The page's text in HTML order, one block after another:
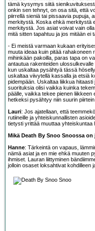
tämä kysymys siitä
onkin sen tehnyt, on osa sitä, että
piirrellä sieniä tai pissaavia pupuja,
merkitystä. Koska ehkä merkitystä
merkitystä. Jos asiat voivat vain
mitä sitten tapahtuu ja jos mitään ei
- Ei meistä varmaan kukaan
muuta ideaa kuin pitää
mihinkään pakoilla, paras tapa on
antautua rakenteiden
kun uskaltaa pysähtyä tässä
uskaltaa viivytellä kassalla ja etsiä
pidempään. Uskaltaa liikkua
suorituksia olisi vaikka kuinka
päälle, vaikka tekee pienen
hetkeksi pysähtyy niin suurin
Lauri: Jos ajatellaan, että
rutiineille ja yhteiskunnallisten
tietysti yrittää muuttaa yhteiskuntaa
Mikä Death By Snoo Snoossa
Hanne: Tärkeintä on vapaus,
nämä asiat ja en mie ehkä muuten
ihmiset. Lauran liittyminen
jolloin osaset loksahtivat kohdilleen